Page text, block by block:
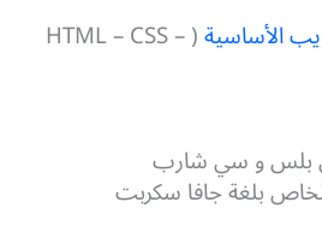
الأساسية ( HTML – CSS –
بلس و سي شارب